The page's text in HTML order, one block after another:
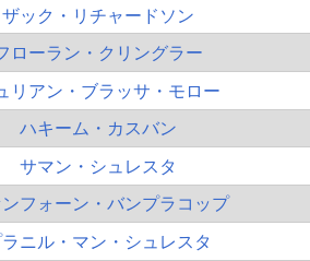
ザック・リチャードソン
ローラン・クリングラー
リアン・ブラッサ・モロー
ハキーム・カスバン
サマン・シュレスタ
フォーン・バンプラコップ
ニル・マン・シュレスタ